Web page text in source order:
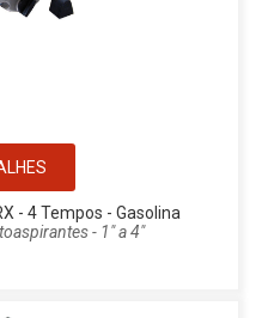
- 4 Tempos - Gasolina
- 1" a 4"